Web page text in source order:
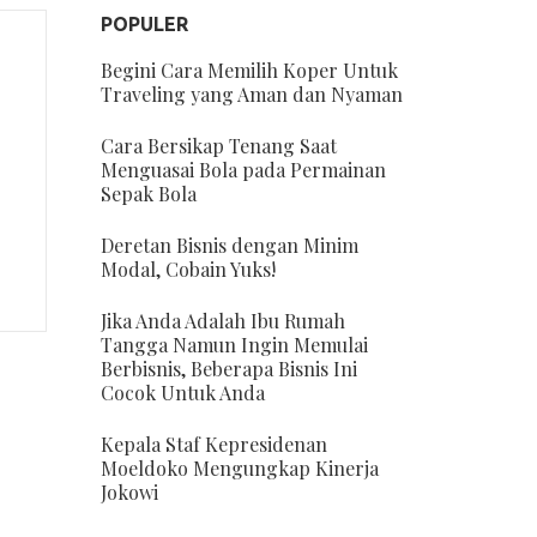
POPULER
Begini Cara Memilih Koper Untuk
Traveling yang Aman dan Nyaman
Cara Bersikap Tenang Saat
Menguasai Bola pada Permainan
Sepak Bola
Deretan Bisnis dengan Minim
Modal, Cobain Yuks!
Jika Anda Adalah Ibu Rumah
Tangga Namun Ingin Memulai
Berbisnis, Beberapa Bisnis Ini
Cocok Untuk Anda
Kepala Staf Kepresidenan
Moeldoko Mengungkap Kinerja
Jokowi